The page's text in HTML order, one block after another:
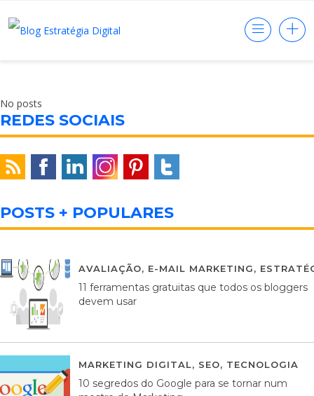
No posts
REDES SOCIAIS
POSTS + POPULARES
AVALIAÇÃO, E-MAIL MARKETING,
11 ferramentas gratuitas que todos os bloggers
devem usar
MARKETING DIGITAL, SEO, TECNOLOGIA
10 segredos do Google para se tornar num